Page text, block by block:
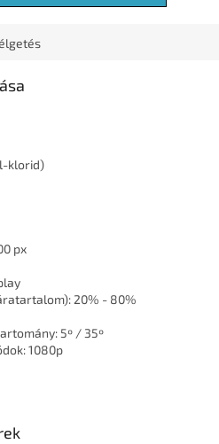
klorid)
px
20% - 80%
5º / 35º
1080p